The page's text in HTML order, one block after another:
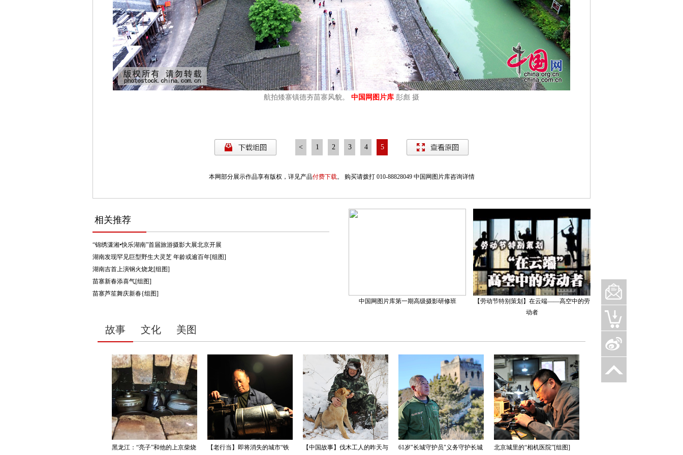
航拍矮寨镇德夯苗寨风貌。 中国网图片库 彭彪 摄
< 1 2 3 4 5
本网部分展示作品享有版权，详见产品付费下载。 购买请拨打 010-88828049 中国网图片库咨询详情
相关推荐
“锦绣潇湘•快乐湖南”首届旅游摄影大展北京开展
湖南发现罕见巨型野生大灵芝 年龄或逾百年[组图]
湖南吉首上演钢火烧龙[组图]
苗寨新春添喜气[组图]
苗寨芦笙舞庆新春{组图]